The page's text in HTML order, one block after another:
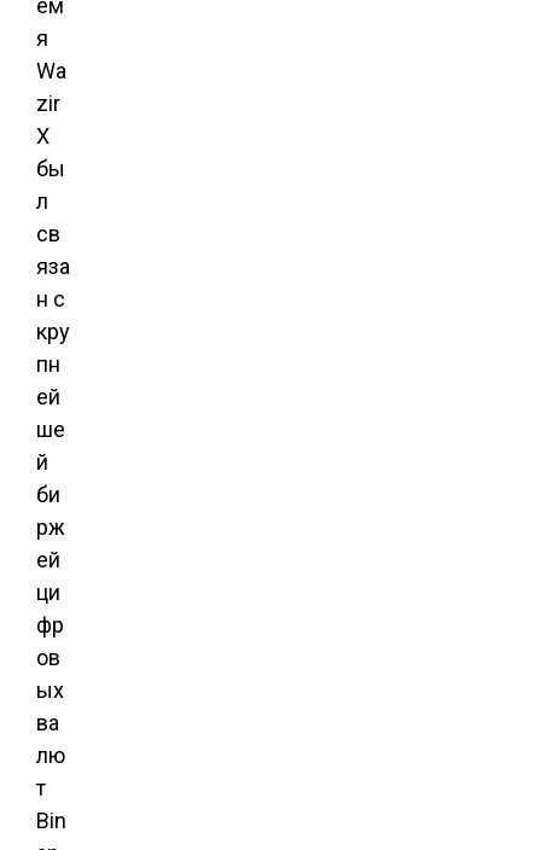
ем
я
Wa
zir
X
бы
л
св
яза
н с
кру
пн
ей
ше
й
би
рж
ей
ци
фр
ов
ых
ва
лю
т
Bin